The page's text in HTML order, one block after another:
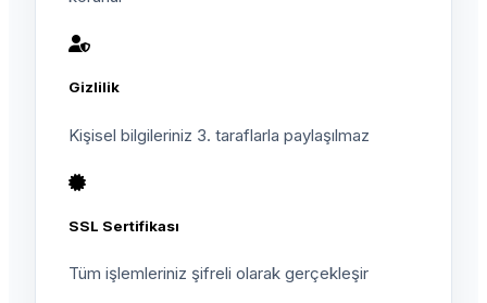
Gizlilik
Kişisel bilgileriniz 3. taraflarla paylaşılmaz
SSL Sertifikası
Tüm işlemleriniz şifreli olarak gerçekleşir